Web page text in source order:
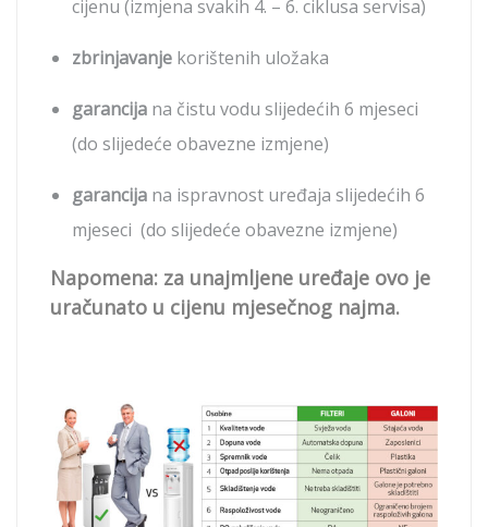
cijenu (izmjena svakih 4. – 6. ciklusa servisa)
zbrinjavanje korištenih uložaka
garancija na čistu vodu slijedećih 6 mjeseci
(do slijedeće obavezne izmjene)
garancija na ispravnost uređaja slijedećih 6
mjeseci (do slijedeće obavezne izmjene)
Napomena: za unajmljene uređaje ovo je
uračunato u cijenu mjesečnog najma.